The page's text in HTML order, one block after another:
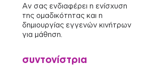
Aν σας ενδιαφέρει η ενίσχυση
της ομαδικότητας και η
δημιουργίας εγγενών κινήτρων
για μάθηση.
συντονίστρια